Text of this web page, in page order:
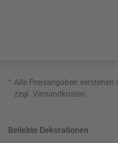
* Alle Preisangaben
zzgl. Versandkosten.
Beliebte Dekorationen